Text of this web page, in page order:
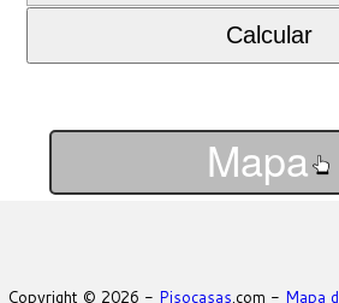
Mapa
Copyright © 2026 - Pisocasas.com - Mapa